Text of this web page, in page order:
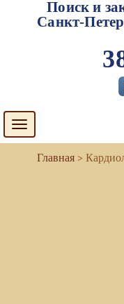
Поиск и
Санкт-
Toggle
navigation